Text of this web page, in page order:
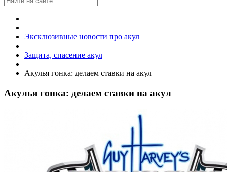
Эксклюзивные новости про акул
Защита, спасение акул
Акулья гонка: делаем ставки на акул
Акулья гонка: делаем ставки на акул